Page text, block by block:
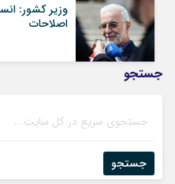
مرا به خاطر بسپار
وزیر کشور:
اصلاحات
جستجو
جستجو